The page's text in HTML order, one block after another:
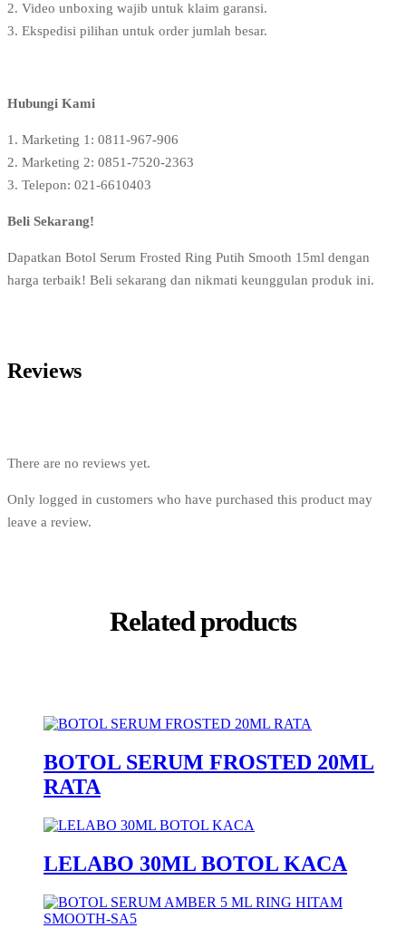
2. Video unboxing wajib untuk klaim garansi.
3. Ekspedisi pilihan untuk order jumlah besar.
Hubungi Kami
1. Marketing 1: 0811-967-906
2. Marketing 2: 0851-7520-2363
3. Telepon: 021-6610403
Beli Sekarang!
Dapatkan Botol Serum Frosted Ring Putih Smooth 15ml dengan
harga terbaik! Beli sekarang dan nikmati keunggulan produk ini.
Reviews
There are no reviews yet.
Only logged in customers who have purchased this product may
leave a review.
Related products
BOTOL SERUM FROSTED 20ML
RATA
LELABO 30ML BOTOL KACA